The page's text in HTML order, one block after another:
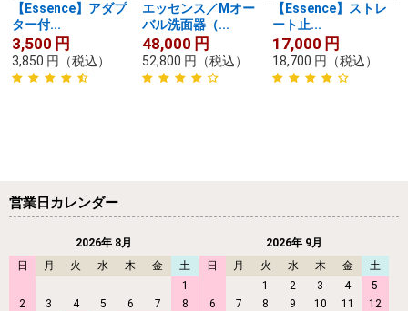
【Essence】アダプ
ター付...
3,500 円
3,850 円 （税込）
エッセンス／Mオー
バル洗面器（...
48,000 円
52,800 円 （税込）
【Essence】ストレ
ート止...
17,000 円
18,700 円 （税込）
営業日カレンダー
2026年 8月
日
月 火 水 木 金
土
1
2
3 4 5 6 7
8
2026年 9月
日
月 火 水 木 金
土
1
2 3 4
5
6
7 8 9 10 11
12